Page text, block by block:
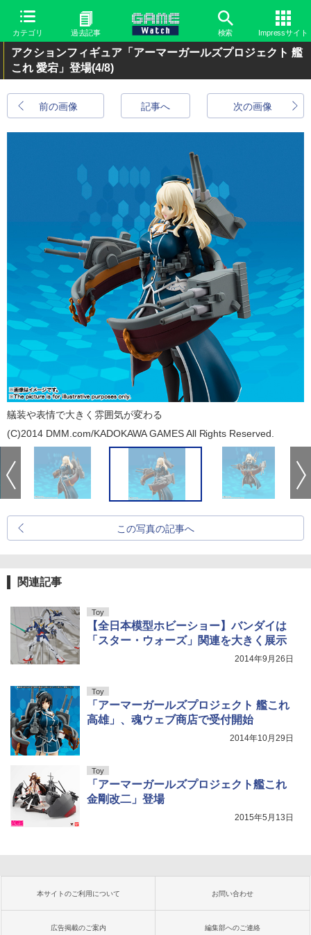
カテゴリ 過去記事 検索 Impressサイト
アクションフィギュア「アーマーガールズプロジェクト 艦
これ 愛宕」登場(4/8)
前の画像 次の画像
記事へ
艤装や表情で大きく雰囲気が変わる
(C)2014 DMM.com/KADOKAWA GAMES All Rights Reserved.
この写真の記事へ
関連記事
Toy
【全日本模型ホビーショー】バンダイは
「スター・ウォーズ」関連を大きく展示
2014年9月26日
Toy
「アーマーガールズプロジェクト 艦これ
高雄」、魂ウェブ商店で受付開始
2014年10月29日
Toy
「アーマーガールズプロジェクト艦これ
金剛改二」登場
2015年5月13日
本サイトのご利用について お問い合わせ
広告掲載のご案内 編集部へのご連絡